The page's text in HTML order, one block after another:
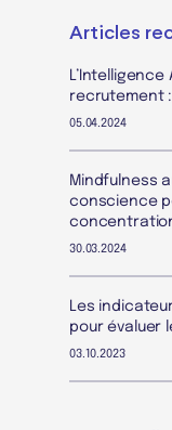
Articles
recrutement
05.04.2024
Mindfulness
conscience
30.03.2024
Les
pour évaluer
03.10.2023